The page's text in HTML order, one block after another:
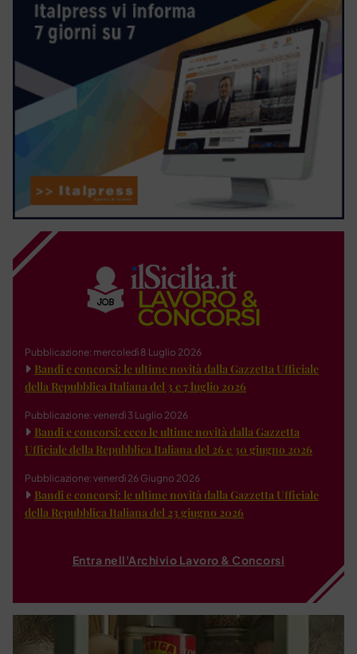
Pubblicazione: mercoledì 8 Luglio 2026
Bandi e concorsi: le ultime novità dalla Gazzetta Ufficiale
della Repubblica Italiana del 3 e 7 luglio 2026
Pubblicazione: venerdì 3 Luglio 2026
Bandi e concorsi: ecco le ultime novità dalla Gazzetta
Ufficiale della Repubblica Italiana del 26 e 30 giugno 2026
Pubblicazione: venerdì 26 Giugno 2026
Bandi e concorsi: le ultime novità dalla Gazzetta Ufficiale
della Repubblica Italiana del 23 giugno 2026
Entra nell'Archivio Lavoro & Concorsi